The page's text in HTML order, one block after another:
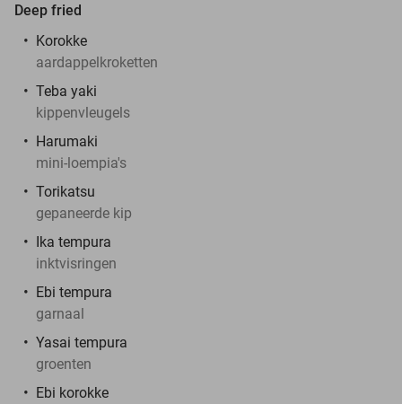
Deep fried
Korokke
aardappelkroketten
Teba yaki
kippenvleugels
Harumaki
mini-loempia's
Torikatsu
gepaneerde kip
Ika tempura
inktvisringen
Ebi tempura
garnaal
Yasai tempura
groenten
Ebi korokke